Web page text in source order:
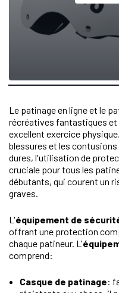
Le patinage en ligne et le
récréatives fantastiques
excellent exercice
blessures et les
dures, l'utilisation de
cruciale pour tous les
débutants, qui courent un
graves.
L'équipement de
offrant une protection
chaque patineur. L'
comprend:
Casque de patinage: